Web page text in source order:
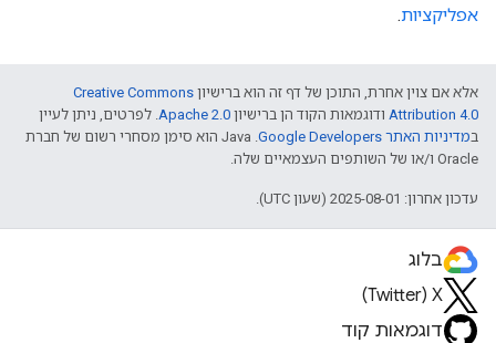
אפליקציות.
אלא אם צוין אחרת, התוכן של דף זה הוא ברישיון Creative Commons
Attribution 4.0 ודוגמאות הקוד הן ברישיון Apache 2.0. לפרטים, ניתן לעיין
במדיניות האתר Google Developers‏
.‏ Java הוא סימן מסחרי רשום של חברת
Oracle ו/או של השותפים העצמאיים שלה.
עדכון אחרון: 2025-08-01 (שעון UTC).
בלוג
X‏ (Twitter)
דוגמאות קוד